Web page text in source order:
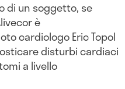
di un soggetto, se
è
cardiologo Eric Topol
disturbi cardiaci
a livello